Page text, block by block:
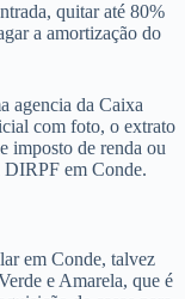
quitar até 80%
a amortização do
agencia da Caixa
com foto, o extrato
imposto de renda ou
DIRPF em Conde.
em Conde, talvez
e Amarela, que é